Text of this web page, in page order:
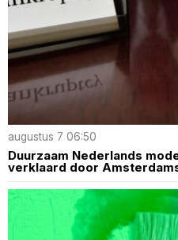
augustus 7 06:50
Duurzaam Nederlands
verklaard door